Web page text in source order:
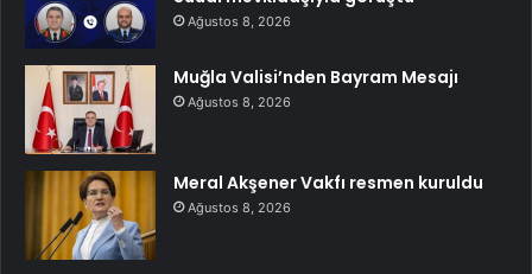
Ağustos 8, 2026
Muğla Valisi’nden Bayram Mesajı
Ağustos 8, 2026
Meral Akşener Vakfı resmen kuruldu
Ağustos 8, 2026